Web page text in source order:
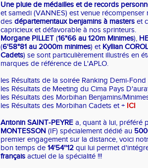
Une pluie de médailles et de records
et samedi (VANNES) est venue récompenser
des départementaux benjamins à masters et
capricieux et défavorable à nos sprinteurs.
Morgane PILLET (16"66 au 120m Minimes),
(6'58"81 au 2000m minimes) et Kyllian
Cadets) se sont particulièrement illustrés en
marques de référence de L'APLO.
les Résultats de la soirée Ranking Demi-
les Résultats de Meeting du Cima Pays
les Résultats des Morbihan Benjamins/
les Résultats des Morbihan Cadets et + ICI
Antonin SAINT-PEYRE a, quant à lui, préféré
MONTESSON (IF) spécialement dédié au
premier engagement sur la distance, voici
bon temps de 14'54''12 qui lui permet
français actuel de la spécialité !!!